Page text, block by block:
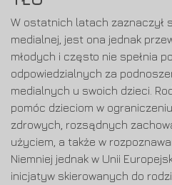
W ostatnich latach zaznaczył
medialnej, jest ona jednak
młodych i często nie spełnia
odpowiedzialnych za
medialnych u swoich dzieci.
pomóc dzieciom w
zdrowych, rozsądnych
użyciem, a także w
Niemniej jednak w Unii
inicjatyw skierowanych do